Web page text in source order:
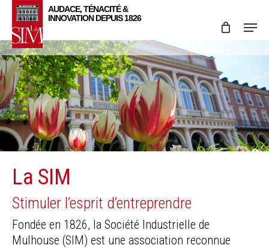
Skip
main
content
Menu
La SIM
Stimuler l’esprit d’entreprendre
Fondée en 1826, la Société Industrielle de
Mulhouse (SIM) est une association reconnue